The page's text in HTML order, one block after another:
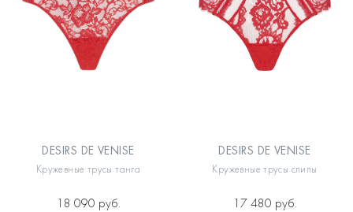
DESIRS DE VENISE
Кружевные трусы танга
18 090 руб.
DESIRS DE VENISE
Кружевные трусы слипы
17 480 руб.